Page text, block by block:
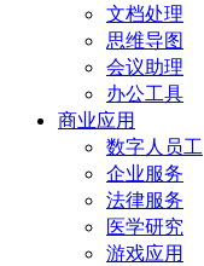
文档处理
思维导图
会议助理
办公工具
商业应用
数字人员工
企业服务
法律服务
医学研究
游戏应用